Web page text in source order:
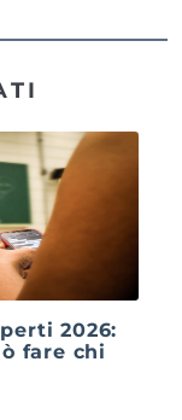
2026:
fare chi